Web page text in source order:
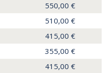
550,00 €
510,00 €
415,00 €
355,00 €
415,00 €